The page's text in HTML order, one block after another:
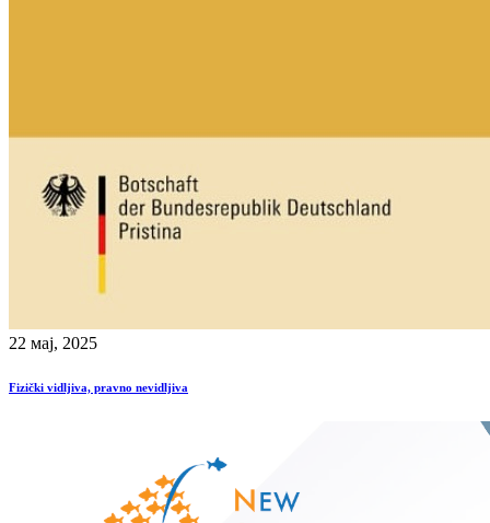
22 мај, 2025
Fizički vidljiva, pravno nevidljiva